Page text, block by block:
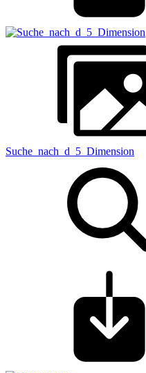
Suche_nach_d_5_Dimension